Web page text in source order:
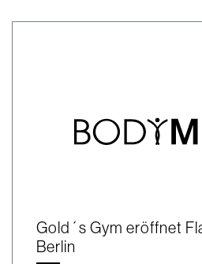
Gold´s Gym eröffnet
Berlin